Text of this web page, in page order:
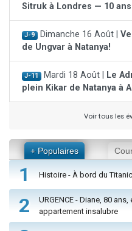
Sitruk à Londres — 10
J-9 Dimanche 16 Août |
de Ungvar à Natanya!
J-11 Mardi 18 Août |
Le
plein Kikar de Natanya à
Voir tous les
+ Populaires
1 Histoire - À bord du Titanic
2
URGENCE - Diane, 80
appartement insalubre